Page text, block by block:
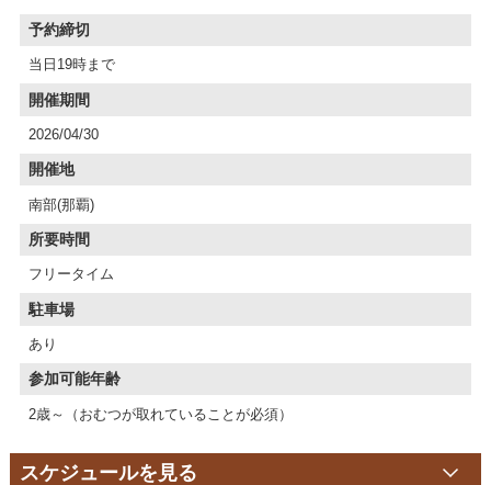
予約締切
当日19時まで
開催期間
2026/04/30
開催地
南部(那覇)
所要時間
フリータイム
駐車場
あり
参加可能年齢
2歳～（おむつが取れていることが必須）
スケジュールを見る